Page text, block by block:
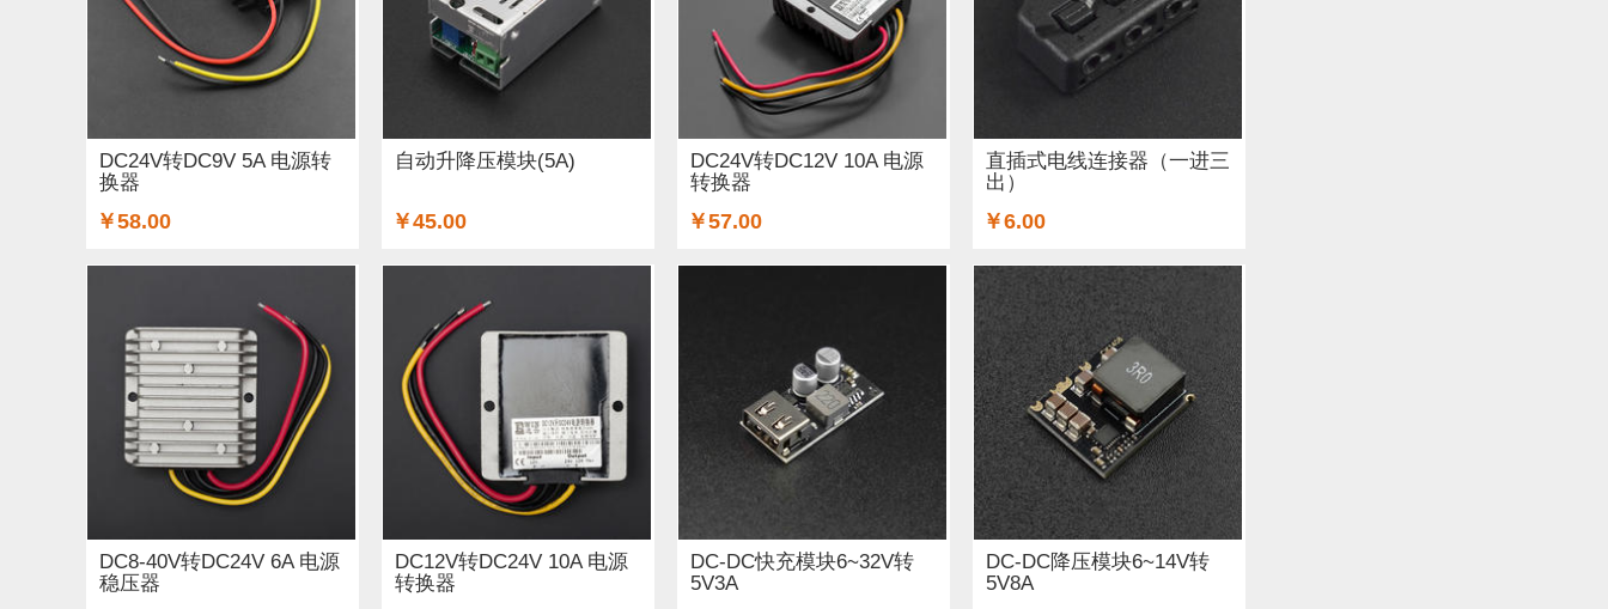
DC24V转DC9V 5A 电源转
换器
￥58.00
自动升降压模块(5A)
￥45.00
DC24V转DC12V 10A 电源
转换器
￥57.00
直插式电线连接器（一进三
出）
￥6.00
DC8-40V转DC24V 6A 电源
稳压器
DC12V转DC24V 10A 电源
转换器
DC-DC快充模块6~32V转
5V3A
DC-DC降压模块6~14V转
5V8A